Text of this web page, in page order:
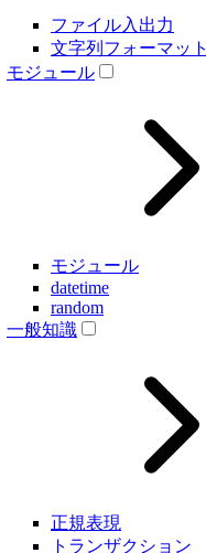
ファイル入出力
文字列フォーマット
モジュール
モジュール
datetime
random
一般知識
正規表現
トランザクション